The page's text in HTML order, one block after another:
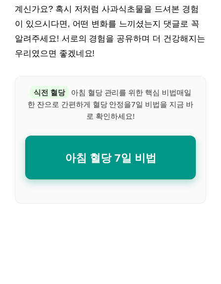
계신가요? 혹시 저처럼 사과식초물을 드셔본 경험
이 있으시다면, 어떤 변화를 느끼셨는지 댓글로 꼭
알려주세요! 서로의 경험을 공유하며 더 건강해지는
우리였으면 좋겠네요!
식전 혈당
아침 혈당 관리를 위한 핵심 비법매일
한 잔으로 간편하게 혈당 안정을7일 비법을 지금 바
로 확인하세요!
아침 혈당 7일 비법